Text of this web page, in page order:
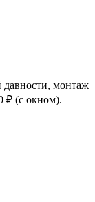
давности, монтаж
₽ (с окном).